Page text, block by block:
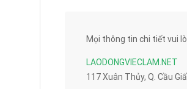
Mọi thông tin chi tiết vui
LAODONGVIECLAM.NET
117 Xuân Thủy, Q. Cầu